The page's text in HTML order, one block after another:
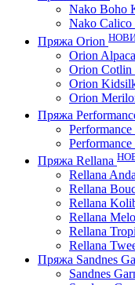
Nako Boho
Nako Calico
Пряжа Orion
Orion Alpaca
Orion Cotlin
Orion
Orion
Пряжа
Пряжа Rellana
Rellana
Rellana
Rellana
Rellana
Rellana
Rellana
Пряжа Sandnes
Sandnes